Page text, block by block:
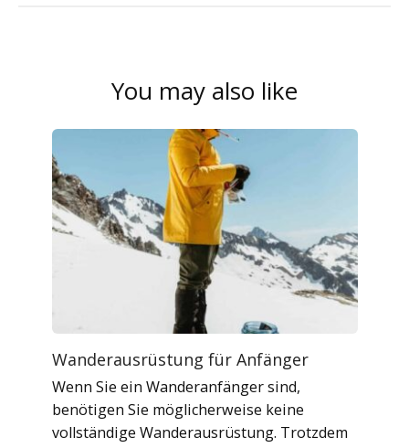
You may also like
Wanderausrüstung für Anfänger
Wenn Sie ein Wanderanfänger sind,
benötigen Sie möglicherweise keine
vollständige Wanderausrüstung. Trotzdem